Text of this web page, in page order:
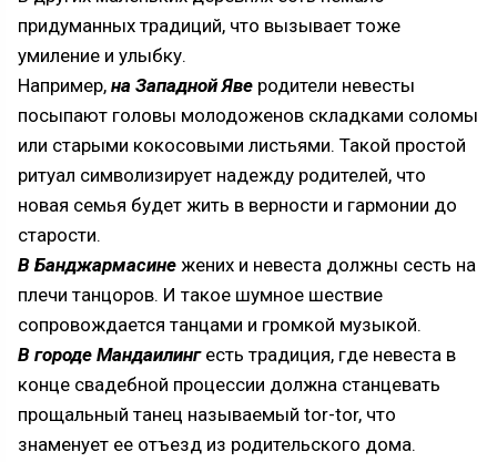
придуманных традиций, что вызывает тоже
умиление и улыбку.
Например, на Западной Яве родители невесты
посыпают головы молодоженов складками соломы
или старыми кокосовыми листьями. Такой простой
ритуал символизирует надежду родителей, что
новая семья будет жить в верности и гармонии до
старости.
В Банджармасине жених и невеста должны сесть на
плечи танцоров. И такое шумное шествие
сопровождается танцами и громкой музыкой.
В городе Мандаилингесть традиция, где невеста в
конце свадебной процессии должна станцевать
прощальный танец называемый tor-tor, что
знаменует ее отъезд из родительского дома.